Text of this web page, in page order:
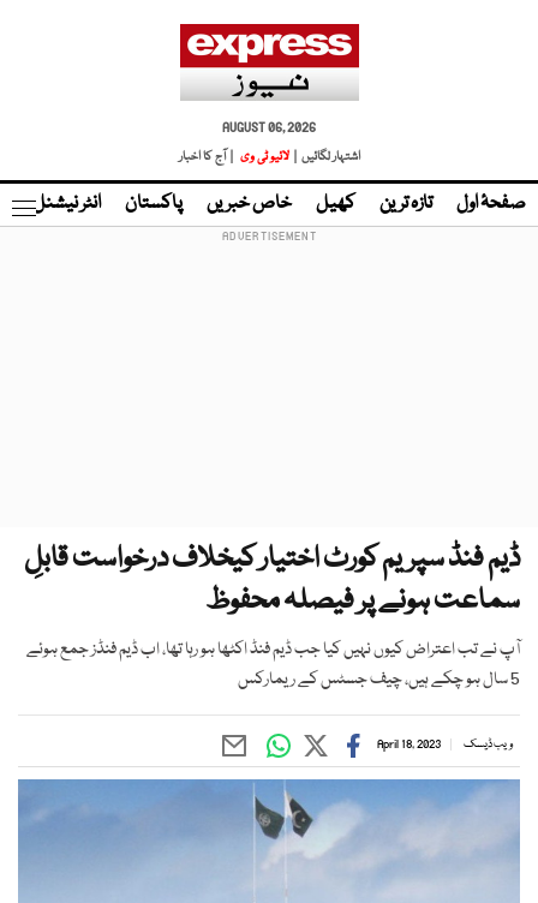
AUGUST 06, 2026
اشتہار لگائیں |
لائیو ٹی وی | آج کا اخبار
صفحۂ اول تازہ ترین کھیل خاص خبریں پاکستان انٹر نیشنل
ڈیم فنڈ سپریم کورٹ اختیار کیخلاف درخواست قابلِ
سماعت ہونے پر فیصلہ محفوظ
آپ نے تب اعتراض کیوں نہیں کیا جب ڈیم فنڈ اکٹھا ہو رہا تھا، اب ڈیم فنڈز جمع ہوئے
5 سال ہو چکے ہیں، چیف جسٹس کے ریمارکس
ویب ڈیسک April 18, 2023